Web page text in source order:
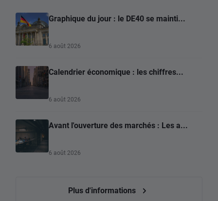
Graphique du jour : le DE40 se mainti...
6 août 2026
Calendrier économique : les chiffres...
6 août 2026
Avant l'ouverture des marchés : Les a...
6 août 2026
Plus d'informations